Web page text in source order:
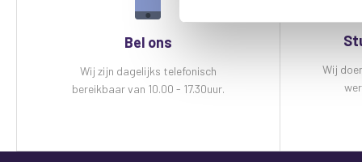
Bel ons
Wij zijn dagelijks telefonisch
bereikbaar van 10.00 - 17.30uur.
Wij